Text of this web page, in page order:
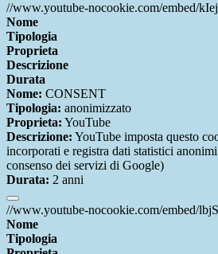
//www.youtube-nocookie.com/embed/
Nome
Tipologia
Proprieta
Descrizione
Durata
Nome: CONSENT
Tipologia: anonimizzato
Proprieta: YouTube
Descrizione: YouTube imposta questo
incorporati e registra dati statistici
consenso dei servizi di Google)
Durata: 2 anni
//www.youtube-nocookie.com/embed/
Nome
Tipologia